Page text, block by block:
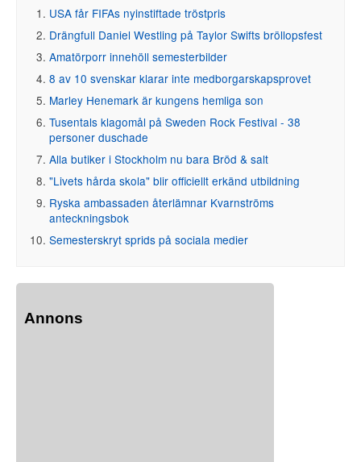
USA får FIFAs nyinstiftade tröstpris
Drängfull Daniel Westling på Taylor Swifts bröllopsfest
Amatörporr innehöll semesterbilder
8 av 10 svenskar klarar inte medborgarskapsprovet
Marley Henemark är kungens hemliga son
Tusentals klagomål på Sweden Rock Festival - 38
personer duschade
Alla butiker i Stockholm nu bara Bröd & salt
"Livets hårda skola" blir officiellt erkänd utbildning
Ryska ambassaden återlämnar Kvarnströms
anteckningsbok
Semesterskryt sprids på sociala medier
Annons